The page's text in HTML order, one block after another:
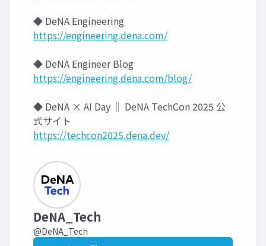
◆ DeNA Engineering
https://engineering.dena.com/
◆ DeNA Engineer Blog
https://engineering.dena.com/blog/
◆ DeNA × AI Day ‖ DeNA TechCon 2025 公
式サイト
https://techcon2025.dena.dev/
DeNA_Tech
@DeNA_Tech